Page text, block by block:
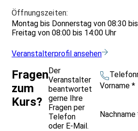
Öffnungszeiten:
Montag bis Donnerstag von 08:30
Freitag von 08:00 bis 14:00 Uhr
Veranstalterprofil ansehen
Fragen
zum
Kurs?
Der
Veranstalter
beantwortet
gerne Ihre
Fragen per
Telefon
oder E-Mail.
Vorname *
Nachname